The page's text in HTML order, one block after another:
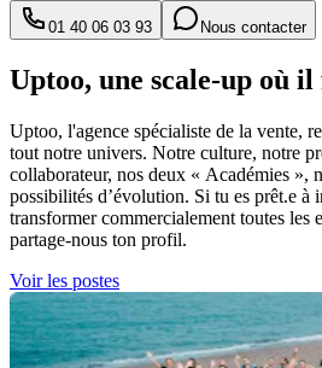
01 40 06 03 93 Nous contacter
Uptoo, une scale-up où
Uptoo, l'agence spécialiste de la vente,
tout notre univers. Notre culture, notre
collaborateur, nos deux « Académies »,
possibilités d’évolution. Si tu es prêt.e à
transformer commercialement toutes les
partage-nous ton profil.
Voir les postes